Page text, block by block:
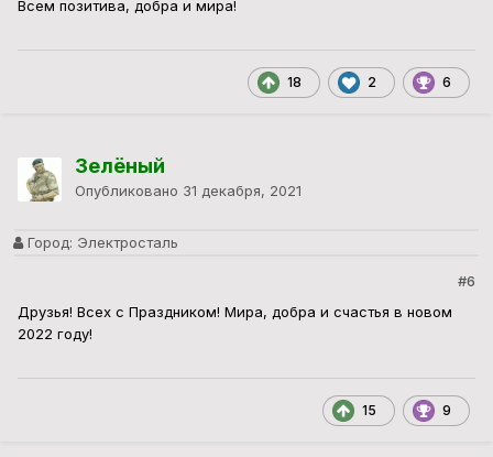
Всем позитива, добра и мира!
18 2 6
Зелёный
Опубликовано 31 декабря, 2021
Город: Электросталь
#6
Друзья! Всех с Праздником! Мира, добра и счастья в новом
2022 году!
15 9